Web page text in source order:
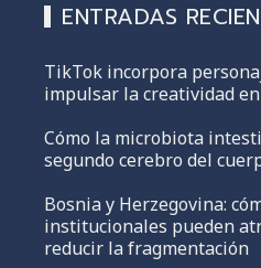
ENTRADAS
TikTok incorpora
impulsar la creatividad
Cómo la microbiota
segundo cerebro del
Bosnia y Herzegovina:
institucionales pueden
reducir la fragmentación